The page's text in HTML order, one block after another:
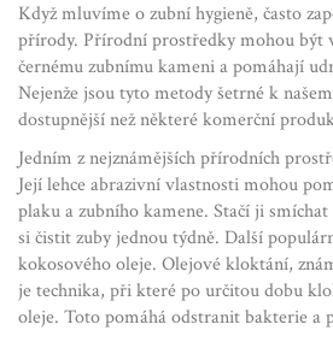
Když mluvíme o zubní hygieně, často
přírody. Přírodní prostředky mohou být
černému zubnímu kameni a pomáhají
Nejenže jsou tyto metody šetrné k
dostupnější než některé komerční
Jedním z nejznámějších přírodních
Její lehce abrazivní vlastnosti mohou
plaku a zubního kamene. Stačí ji
si čistit zuby jednou týdně. Další
kokosového oleje. Olejové kloktání,
je technika, při které po určitou dobu
oleje. Toto pomáhá odstranit bakterie a